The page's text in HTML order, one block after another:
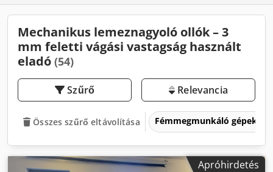
Mechanikus lemeznagyoló ollók – 3
mm feletti vágási vastagság használt
eladó (54)
Szűrő Relevancia
Összes szűrő eltávolítása Fémmegmunkáló gépek és
Apróhirdetés